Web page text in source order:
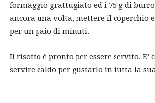
formaggio grattugiato ed i 75 g di
ancora una volta, mettere il coperchio
per un paio di minuti.
Il risotto è pronto per essere servito. E’
servire caldo per gustarlo in tutta la